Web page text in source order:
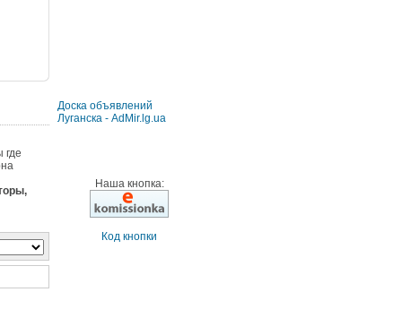
где
Доска объявлений
Луганска - AdMir.lg.ua
Наша кнопка:
Код кнопки